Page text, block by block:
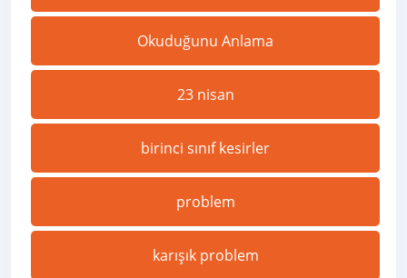
Okuduğunu Anlama
23 nisan
birinci sınıf kesirler
problem
karışık problem